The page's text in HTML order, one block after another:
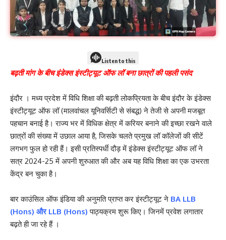
Listen to this
बढ़ती मांग के बीच इंडेक्स इंस्टीट्यूट ऑफ लॉ बना छात्रों की पहली पसंद
इंदौर । मध्य प्रदेश में विधि शिक्षा की बढ़ती लोकप्रियता के बीच इंदौर के इंडेक्स
इंस्टीट्यूट ऑफ लॉ (मालवांचल यूनिवर्सिटी से संबद्ध) ने तेजी से अपनी मजबूत
पहचान बनाई है। राज्य भर में विधिक क्षेत्र में करियर बनाने की इच्छा रखने वाले
छात्रों की संख्या में उछाल आया है, जिसके चलते प्रमुख लॉ कॉलेजों की सीटें
लगभग फुल हो रही हैं। इसी प्रतिस्पर्धी दौड़ में इंडेक्स इंस्टीट्यूट ऑफ लॉ ने
सत्र 2024-25 में अपनी शुरुआत की और अब यह विधि शिक्षा का एक उभरता
केंद्र बन चुका है।
बार काउंसिल ऑफ इंडिया की अनुमति प्राप्त कर इंस्टीट्यूट ने BA LLB
(Hons) और LLB (Hons) पाठ्यक्रम शुरू किए। जिनमें प्रवेश लगातार
बढ़ते ही जा रहे हैं ।